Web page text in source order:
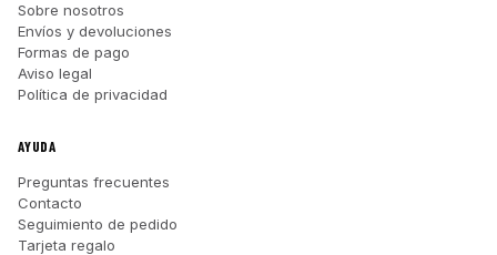
Sobre nosotros
Envíos y devoluciones
Formas de pago
Aviso legal
Política de privacidad
AYUDA
Preguntas frecuentes
Contacto
Seguimiento de pedido
Tarjeta regalo